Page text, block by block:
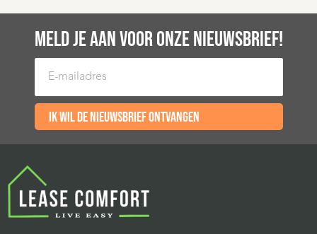
MELD JE AAN VOOR ONZE NIEUWSBRIEF!
E-mailadres
Ik wil de nieuwsbrief ontvangen